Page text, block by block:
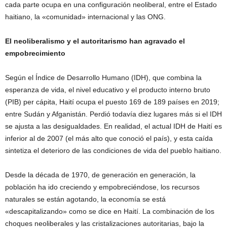
cada parte ocupa en una configuración neoliberal, entre el Estado
haitiano, la «comunidad» internacional y las ONG.
El neoliberalismo y el autoritarismo han agravado el
empobrecimiento
Según el Índice de Desarrollo Humano (IDH), que combina la
esperanza de vida, el nivel educativo y el producto interno bruto
(PIB) per cápita, Haití ocupa el puesto 169 de 189 países en 2019;
entre Sudán y Afganistán. Perdió todavía diez lugares más si el IDH
se ajusta a las desigualdades. En realidad, el actual IDH de Haití es
inferior al de 2007 (el más alto que conoció el país), y esta caída
sintetiza el deterioro de las condiciones de vida del pueblo haitiano.
Desde la década de 1970, de generación en generación, la
población ha ido creciendo y empobreciéndose, los recursos
naturales se están agotando, la economía se está
«descapitalizando» como se dice en Haití. La combinación de los
choques neoliberales y las cristalizaciones autoritarias, bajo la